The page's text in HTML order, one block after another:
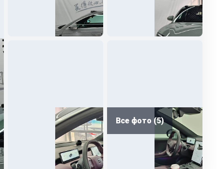
Все фото (5)